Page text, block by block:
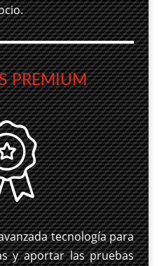
PREMIUM
tecnología para
y aportar las pruebas